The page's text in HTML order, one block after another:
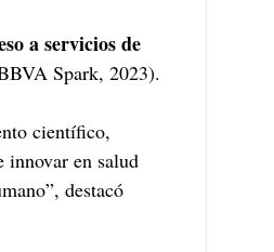
a servicios de
Spark, 2023).
científico,
innovar en salud
destacó